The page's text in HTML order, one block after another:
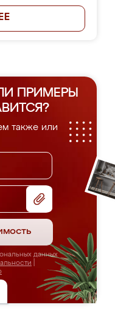
ПРИМЕРЫ
также или
данных